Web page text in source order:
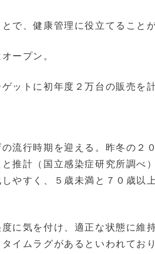
で、健康管理に役立てることが
ープン。
ットに初年度２万台の販売を
流行時期を迎える。昨冬の２
推計（国立感染症研究所調べ
やすく、５歳未満と７０歳以
に気を付け、適正な状態に維
イムラグがあるといわれてお